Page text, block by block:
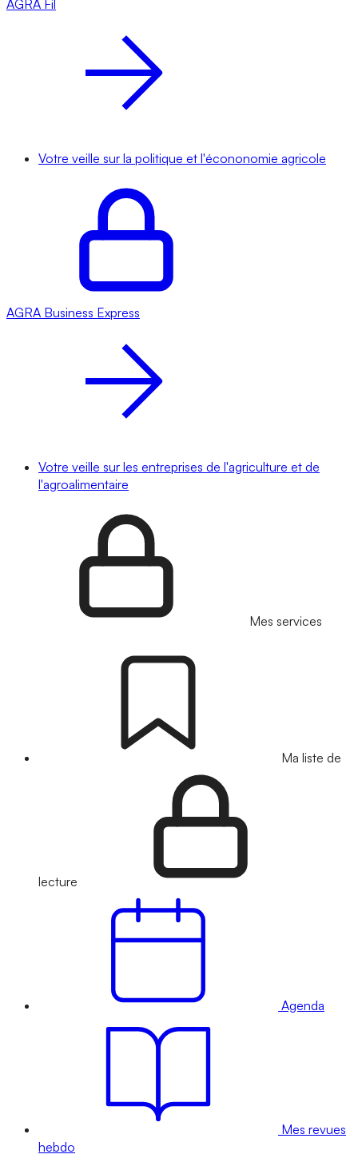
AGRA Fil
Votre veille sur la politique et l'écononomie agricole
AGRA Business Express
Votre veille sur les entreprises de l'agriculture et de
l'agroalimentaire
Mes services
Ma liste de
lecture
Agenda
Mes revues
hebdo